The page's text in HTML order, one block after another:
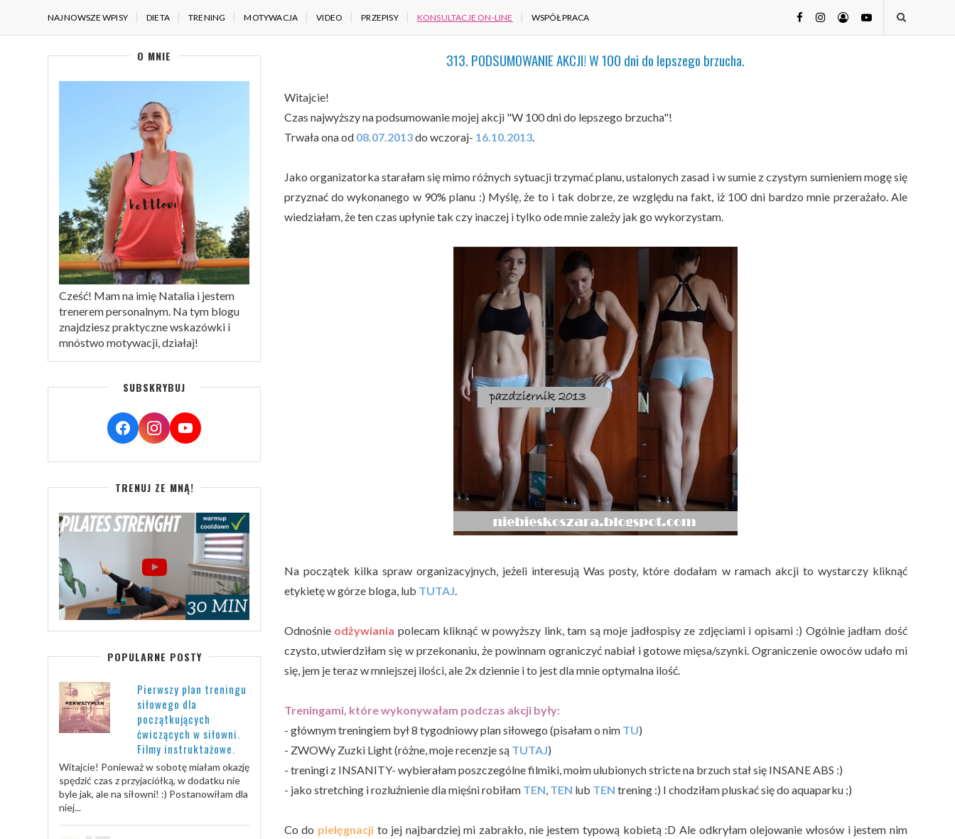
NAJNOWSZE WPISY DIETA TRENING MOTYWACJA VIDEO PRZEPISY KONSULTACJE ON-LINE WSPÓŁPRACA
313. PODSUMOWANIE AKCJI! W 100 dni do lepszego brzucha.
Witajcie!
Czas najwyższy na podsumowanie mojej akcji "W 100 dni do lepszego brzucha"!
Trwała ona od 08.07.2013do wczoraj- 16.10.2013.
Jako organizatorka starałam się mimo różnych sytuacji trzymać planu, ustalonych zasad i w sumie z czystym sumieniem mogę się
przyznać do wykonanego w 90% planu :) Myślę, że to i tak dobrze, ze względu na fakt, iż 100 dni bardzo mnie przerażało. Ale
wiedziałam, że ten czas upłynie tak czy inaczej i tylko ode mnie zależy jak go wykorzystam.
Na początek kilka spraw organizacyjnych, jeżeli interesują Was posty, które dodałam w ramach akcji to wystarczy kliknąć
etykietę w górze bloga, lub TUTAJ.
Odnośnie odżywiania polecam kliknąć w powyższy link, tam są moje jadłospisy ze zdjęciami i opisami :) Ogólnie jadłam dość
czysto, utwierdziłam się w przekonaniu, że powinnam ograniczyć nabiał i gotowe mięsa/szynki. Ograniczenie owoców udało mi
się, jem je teraz w mniejszej ilości, ale 2x dziennie i to jest dla mnie optymalna ilość.
Treningami, które wykonywałam podczas akcji były:
- głównym treningiem był 8 tygodniowy plan siłowego (pisałam o nim TU)
- ZWOWy Zuzki Light (różne, moje recenzje są TUTAJ)
- treningi z INSANITY- wybierałam poszczególne filmiki, moim ulubionych stricte na brzuch stał się INSANE ABS :)
- jako stretching i rozluźnienie dla mięśni robiłam TEN, TEN lub TEN trening :) I chodziłam pluskać się do aquaparku ;)
Co do pielęgnacji to jej najbardziej mi zabrakło, nie jestem typową kobietą :D Ale odkryłam olejowanie włosów i jestem nim
O MNIE
Cześć! Mam na imię Natalia i jestem
trenerem personalnym. Na tym blogu
znajdziesz praktyczne wskazówki i
mnóstwo motywacji, działaj!
SUBSKRYBUJ
TRENUJ ZE MNĄ!
POPULARNE POSTY
Pierwszy plan treningu
siłowego dla
początkujących
ćwiczących w siłowni.
Filmy instruktażowe.
Witajcie! Ponieważ w sobotę miałam okazję
spędzić czas z przyjaciółką, w dodatku nie
byle jak, ale na siłowni! :) Postanowiłam dla
niej...